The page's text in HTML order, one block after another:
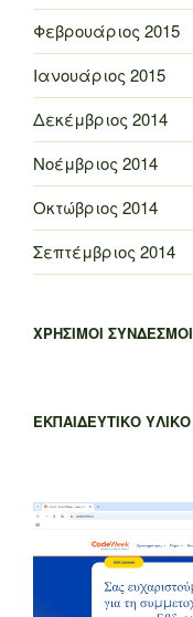
Φεβρουάριος 2015
Ιανουάριος 2015
Δεκέμβριος 2014
Νοέμβριος 2014
Οκτώβριος 2014
Σεπτέμβριος 2014
ΧΡΗΣΙΜΟΙ ΣΥΝΔΕΣΜΟΙ
ΕΚΠΑΙΔΕΥΤΙΚΟ ΥΛΙΚΟ